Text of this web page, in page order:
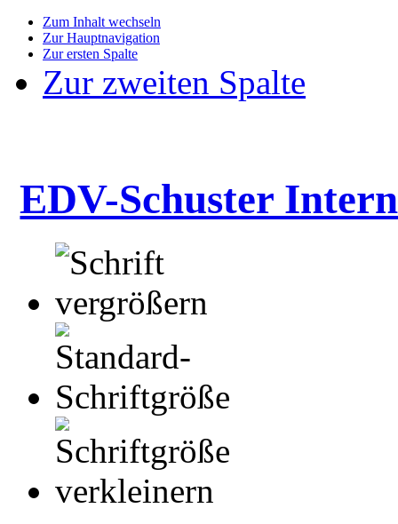
Zum Inhalt wechseln
Zur Hauptnavigation
Zur ersten Spalte
Zur zweiten Spalte
EDV-Schuster